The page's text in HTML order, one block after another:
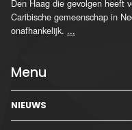
Den Haag die gevolgen heeft
Caribische gemeenschap in
onafhankelijk. ...
Menu
NIEUWS